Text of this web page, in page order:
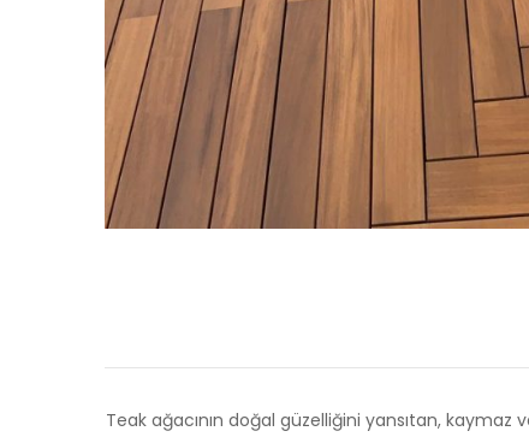
Teak ağacının doğal güzelliğini yansıtan, kaymaz